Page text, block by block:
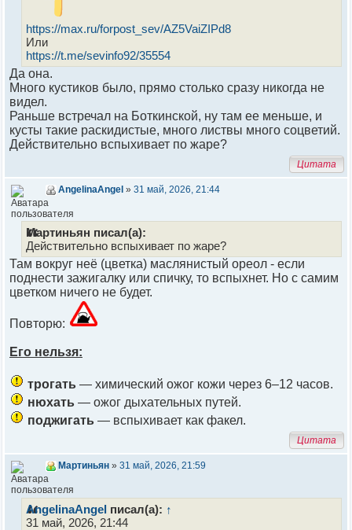
https://max.ru/forpost_sev/AZ5VaiZIPd8
Или
https://t.me/sevinfo92/35554
Да она.
Много кустиков было, прямо столько сразу никогда не
видел.
Раньше встречал на Боткинской, ну там ее меньше, и
кусты такие раскидистые, много листвы много соцветий.
Действительно вспыхивает по жаре?
Цитата
AngelinaAngel » 31 май, 2026, 21:44
Мартиньян писал(а):
Действительно вспыхивает по жаре?
Там вокруг неё (цветка) маслянистый ореол - если
поднести зажигалку или спичку, то вспыхнет. Но с самим
цветком ничего не будет.
Повторю:
Его нельзя:
трогать — химический ожог кожи через 6–12 часов.
нюхать — ожог дыхательных путей.
поджигать — вспыхивает как факел.
Цитата
Мартиньян » 31 май, 2026, 21:59
AngelinaAngel писал(а): ↑
31 май, 2026, 21:44